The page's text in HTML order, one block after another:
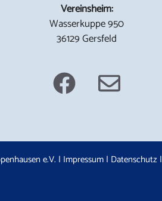
Vereinsheim:
Wasserkuppe 950
36129 Gersfeld
e.V. | Impressum| Datenschutz |